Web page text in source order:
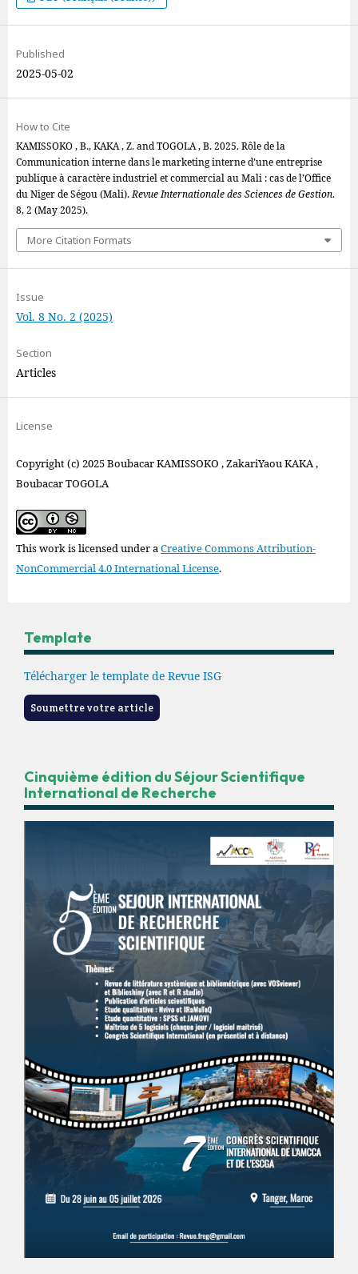
Published
2025-05-02
How to Cite
KAMISSOKO , B., KAKA , Z. and TOGOLA , B. 2025. Rôle de la
Communication interne dans le marketing interne d’une entreprise
publique à caractère industriel et commercial au Mali : cas de l’Office
du Niger de Ségou (Mali).Revue Internationale des Sciences de Gestion.
8, 2 (May 2025).
More Citation Formats
Issue
Vol. 8 No. 2 (2025)
Section
Articles
License
Copyright (c) 2025 Boubacar KAMISSOKO , ZakariYaou KAKA ,
Boubacar TOGOLA
This work is licensed under aCreative Commons Attribution-
NonCommercial 4.0 International License.
Template
Télécharger le template de Revue ISG
Soumettre votre article
Cinquième édition du Séjour Scientifique
International de Recherche